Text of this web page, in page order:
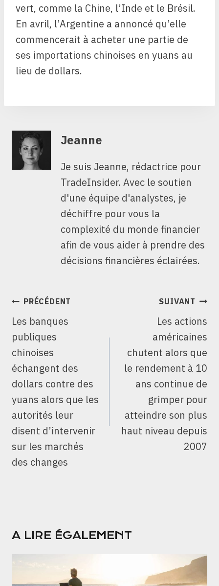
vert, comme la Chine, l’Inde et le Brésil.
En avril, l’Argentine a annoncé qu’elle
commencerait à acheter une partie de
ses importations chinoises en yuans au
lieu de dollars.
Jeanne
Je suis Jeanne, rédactrice pour
TradeInsider. Avec le soutien
d'une équipe d'analystes, je
déchiffre pour vous la
complexité du monde financier
afin de vous aider à prendre des
décisions financières éclairées.
NAVIGATION
L’ARTICLE
PRÉCÉDENT
Les banques
publiques
chinoises
échangent des
dollars contre des
yuans alors que les
autorités leur
disent d’intervenir
sur les marchés
des changes
SUIVANT
Les actions
américaines
chutent alors que
le rendement à 10
ans continue de
grimper pour
atteindre son plus
haut niveau depuis
2007
A LIRE ÉGALEMENT